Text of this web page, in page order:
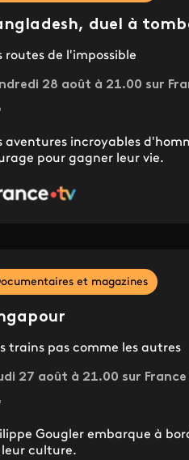
duel à
routes de l'impossible
28 août à 21.00 sur
aventures incroyables
pour gagner leur vie.
et magazines
trains pas comme les autres
27 août à 21.00 sur
Gougler embarque à
leur culture.